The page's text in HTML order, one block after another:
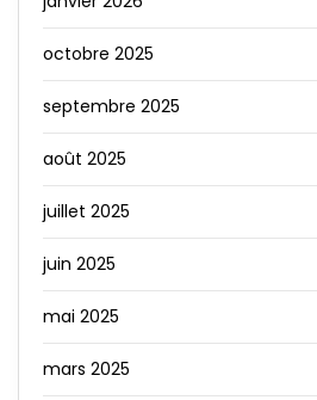
octobre 2025
septembre 2025
août 2025
juillet 2025
juin 2025
mai 2025
mars 2025